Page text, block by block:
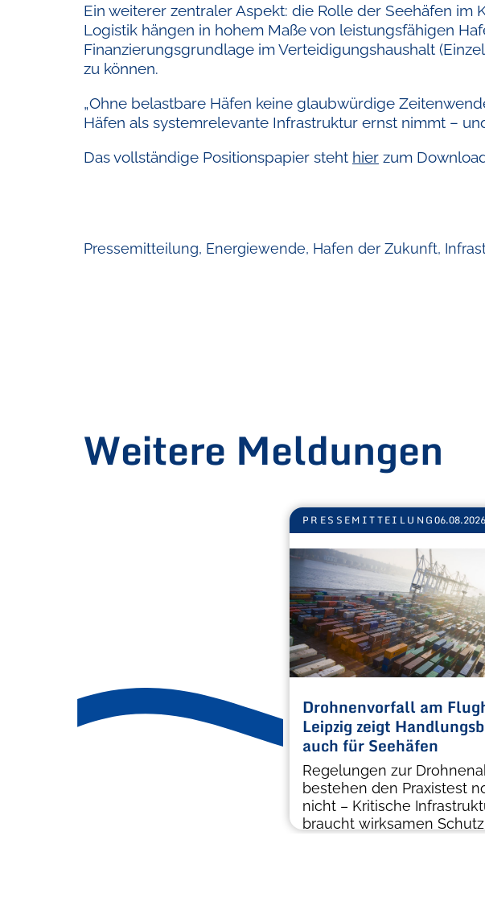
Ein weiterer zentraler Aspekt: die Rolle der Seehäfen
Logistik hängen in hohem Maße von leistungsfähigen
Finanzierungsgrundlage im Verteidigungshaushalt
zu können.
„Ohne belastbare Häfen keine glaubwürdige
Häfen als systemrelevante Infrastruktur ernst nimmt –
Das vollständige Positionspapier steht hier zum
Pressemitteilung, Energiewende, Hafen der Zukunft,
Weitere Meldungen
PRESSEMITTEILUNG06.08.2026
Drohnenvorfall am
Leipzig zeigt
auch für Seehäfen
Regelungen zur
bestehen den Praxistest
nicht – Kritische
braucht wirksamen Schutz